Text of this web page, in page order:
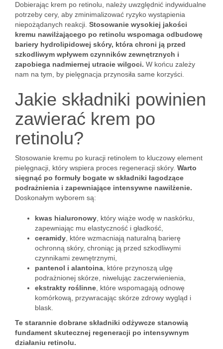
Dobierając krem po retinolu, należy uwzględnić indywidualne
potrzeby cery, aby zminimalizować ryzyko wystąpienia
niepożądanych reakcji. Stosowanie wysokiej jakości
kremu nawilżającego po retinolu wspomaga odbudowę
bariery hydrolipidowej skóry, która chroni ją przed
szkodliwym wpływem czynników zewnętrznych i
zapobiega nadmiernej utracie wilgoci. W końcu zależy
nam na tym, by pielęgnacja przynosiła same korzyści.
Jakie składniki powinien
zawierać krem po
retinolu?
Stosowanie kremu po kuracji retinolem to kluczowy element
pielęgnacji, który wspiera proces regeneracji skóry. Warto
sięgnąć po formuły bogate w składniki łagodzące
podrażnienia i zapewniające intensywne nawilżenie.
Doskonałym wyborem są:
kwas hialuronowy , który wiąże wodę w naskórku,
zapewniając mu elastyczność i gładkość,
ceramidy , które wzmacniają naturalną barierę
ochronną skóry, chroniąc ją przed szkodliwymi
czynnikami zewnętrznymi,
pantenol i alantoina , które przynoszą ulgę
podrażnionej skórze, niwelując zaczerwienienia,
ekstrakty roślinne , które wspomagają odnowę
komórkową, przywracając skórze zdrowy wygląd i
blask.
Te starannie dobrane składniki odżywcze stanowią
fundament skutecznej regeneracji po intensywnym
działaniu retinolu.